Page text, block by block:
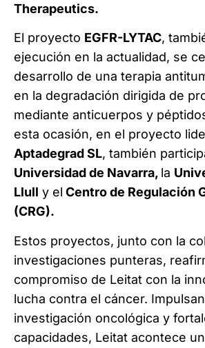
Therapeutics.
El proyecto EGFR-LYTAC,
ejecución en la actualidad, se
desarrollo de una terapia
en la degradación dirigida de
mediante anticuerpos y
esta ocasión, en el proyecto
Aptadegrad SL, también
Universidad de Navarra, la
Llull y el Centro de Regulación
(CRG).
Estos proyectos, junto con la
investigaciones punteras,
compromiso de Leitat con la
lucha contra el cáncer.
investigación oncológica y
capacidades, Leitat acontece